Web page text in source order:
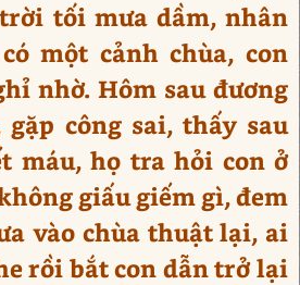
tối mưa dầm, nhân
một cảnh chùa, con
nhờ. Hôm sau đương
công sai, thấy sau
máu, họ tra hỏi con ở
giấu giếm gì, đem
vào chùa thuật lại, ai
rồi bắt con dẫn trở lại